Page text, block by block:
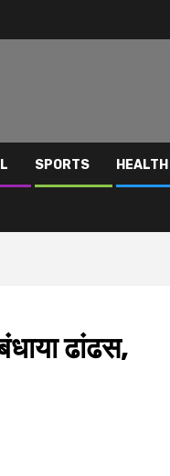
SPORTS HEALTH
ढांढस,